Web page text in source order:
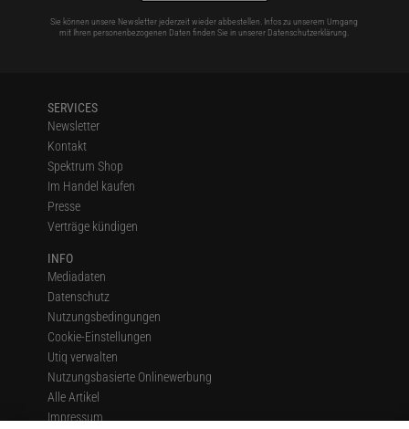
Sie können unsere Newsletter jederzeit wieder abbestellen. Infos zu unserem Umgang
mit Ihren personenbezogenen Daten finden Sie in unserer Datenschutzerklärung
SERVICES
Newsletter
Kontakt
Spektrum Shop
Im Handel kaufen
Presse
Verträge kündigen
INFO
Mediadaten
Datenschutz
Nutzungsbedingungen
Cookie-Einstellungen
Utiq verwalten
Nutzungsbasierte Onlinewerbung
Alle Artikel
Impressum